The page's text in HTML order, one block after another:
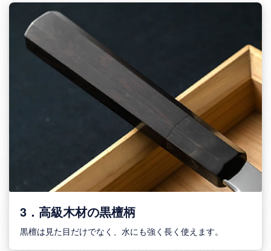
3．高級木材の黒檀柄
黒檀は見た目だけでなく、水にも強く長く使えます。